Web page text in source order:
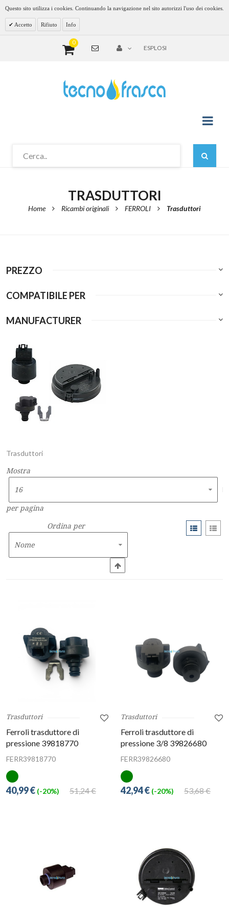
Questo sito utilizza i cookies. Continuando la navigazione nel sito autorizzi l'uso dei cookies.
Accetto Rifiuto Info
0
ESPLOSI
TRASDUTTORI
Home Ricambi originali FERROLI Trasduttori
PREZZO
COMPATIBILE PER
MANUFACTURER
Trasduttori
Mostra
per pagina
Ordina per
Trasduttori
Ferroli trasduttore di
pressione 39818770
FERR39818770
51,24 €
40,99 € (-20%)
Trasduttori
Ferroli trasduttore di
pressione 3/8 39826680
FERR39826680
53,68 €
42,94 € (-20%)